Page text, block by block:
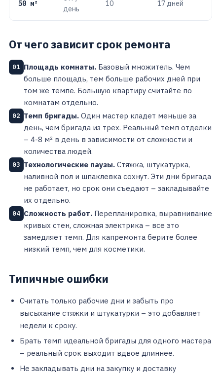
50 м²
день
10 17 дней
От чего зависит срок ремонта
01 Площадь комнаты. Базовый множитель. Чем
больше площадь, тем больше рабочих дней при
том же темпе. Большую квартиру считайте по
комнатам отдельно.
02 Темп бригады. Один мастер кладет меньше за
день, чем бригада из трех. Реальный темп отделки
– 4-8 м² в день в зависимости от сложности и
количества людей.
03 Технологические паузы. Стяжка, штукатурка,
наливной пол и шпаклевка сохнут. Эти дни бригада
не работает, но срок они съедают – закладывайте
их отдельно.
04 Сложность работ. Перепланировка, выравнивание
кривых стен, сложная электрика – все это
замедляет темп. Для капремонта берите более
низкий темп, чем для косметики.
Типичные ошибки
Считать только рабочие дни и забыть про
высыхание стяжки и штукатурки – это добавляет
недели к сроку.
Брать темп идеальной бригады для одного мастера
– реальный срок выходит вдвое длиннее.
Не закладывать дни на закупку и доставку